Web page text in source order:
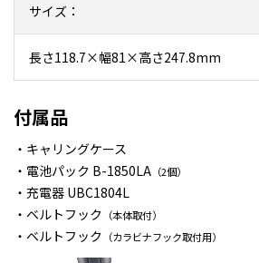
サイズ：
長さ118.7×幅81×高さ247.8mm
付属品
・キャリングケース
・電池パック B-1850LA （2個）
・充電器 UBC1804L
・ベルトフック
（本体取付）
・ベルトフック （カラビナフック取付用）